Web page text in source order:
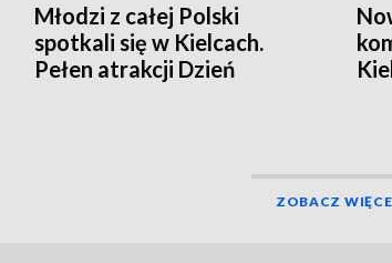
Młodzi z całej Polski
spotkali się w Kielcach.
Pełen atrakcji Dzień
ZOBACZ